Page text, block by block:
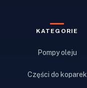
KATEGORIE
Pompy oleju
Części do koparek